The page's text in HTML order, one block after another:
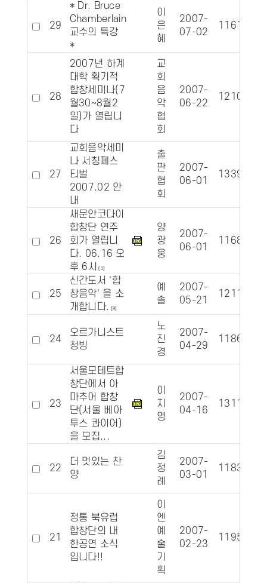
29
* Dr. Bruce
Chamberlain
교수의 특강
*
이
은
혜
2007-
07-02
11615
28
2007년 하계
대학 획기적
합창세미나(7
월30~8월2
일)가 열립니
다
교
회
음
악
협
회
2007-
06-22
12104
27
교회음악세미
나 서칭페스
티벌
2007.02 안
내
출
판
협
회
2007-
06-01
13395
26
새문안코다이
합창단 연주
회가 열립니
다. 06.16 오
후 6시
[1]
양
광
웅
2007-
06-01
11682
25
신간도서 '합
창음악' 을 소
개합니다.
[9]
예
솔
2007-
05-21
12113
24
오르가니스트
청빙
노
진
경
2007-
04-29
11867
23
서울모테트합
창단에서 아
마추어 합창
단(서울 베아
투스 콰이어)
을 모집...
이
지
영
2007-
04-16
13119
22
더 멋있는 찬
양
김
정
례
2007-
03-01
11835
21
정통 북유럽
합창단의 내
한공연 소식
입니다!!
이
엔
예
술
기
획
2007-
02-23
11954